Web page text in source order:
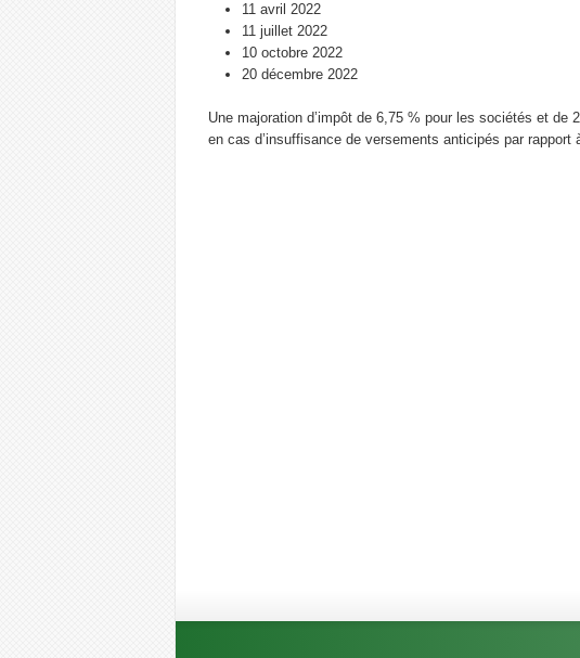
11 avril 2022
11 juillet 2022
10 octobre 2022
20 décembre 2022
Une majoration d’impôt de 6,75 % pour les sociétés et de
en cas d’insuffisance de versements anticipés par rapport